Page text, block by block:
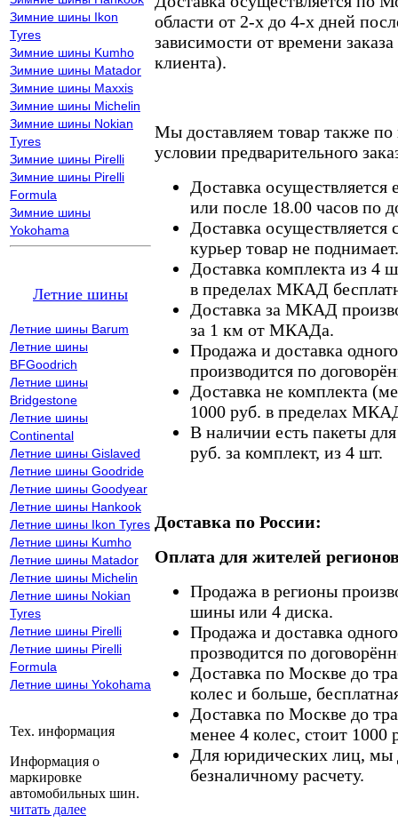
Зимние шины Ikon
Tyres
Зимние шины Kumho
Зимние шины Matador
Зимние шины Maxxis
Зимние шины Michelin
Зимние шины Nokian
Tyres
Зимние шины Pirelli
Зимние шины Pirelli
Formula
Зимние шины
Yokohama
Летние шины
Летние шины Barum
Летние шины
BFGoodrich
Летние шины
Bridgestone
Летние шины
Continental
Летние шины Gislaved
Летние шины Goodride
Летние шины Goodyear
Летние шины Hankook
Летние шины Ikon Tyres
Летние шины Kumho
Летние шины Matador
Летние шины Michelin
Летние шины Nokian
Tyres
Летние шины Pirelli
Летние шины Pirelli
Formula
Летние шины Yokohama
Тех. информация
Информация о
маркировке
автомобильных шин.
читать далее
области от 2-х до 4-х дней
зависимости от времени
клиента).
Мы доставляем товар также
условии предварительного
Доставка осуществляется
или после 18.00 часов по
Доставка осуществляется
курьер товар не поднимает.
Доставка комплекта из 4
в пределах МКАД
Доставка за МКАД
за 1 км от МКАДа.
Продажа и доставка
производится по
Доставка не комплекта
1000 руб. в пределах
В наличии есть пакеты
руб. за комплект, из 4 шт.
Доставка по России:
Оплата для жителей
Продажа в регионы
шины или 4 диска.
Продажа и доставка
прозводится по
Доставка по Москве до
колес и больше,
Доставка по Москве до
менее 4 колес, стоит 1000
Для юридических лиц, мы
безналичному расчету.